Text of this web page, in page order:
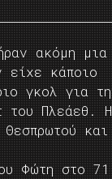
ακόμη μια
είχε κάποιο
γκολ για
του Πλεάεθ. Η
και
Φώτη στο